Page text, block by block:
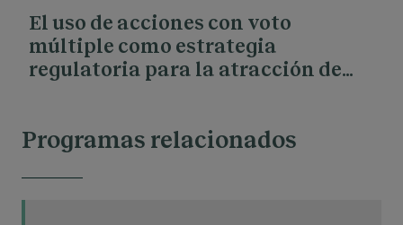
El uso de acciones con voto
múltiple como estrategia
regulatoria para la atracción de
Programas relacionados